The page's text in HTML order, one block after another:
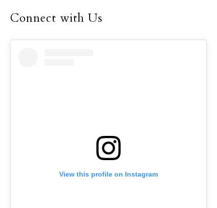
Connect with Us
View this profile on Instagram